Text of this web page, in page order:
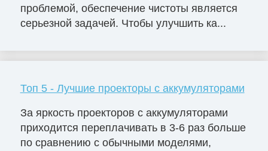
проблемой, обеспечение чистоты является
серьезной задачей. Чтобы улучшить ка...
Топ 5 - Лучшие проекторы с аккумуляторами
За яркость проекторов с аккумуляторами
приходится переплачивать в 3-6 раз больше
по сравнению с обычными моделями,